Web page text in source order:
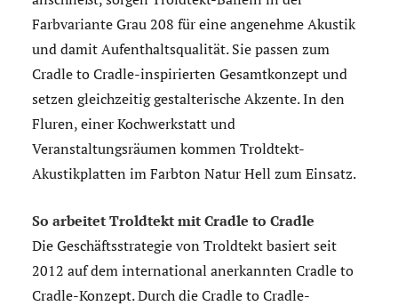
Farbvariante Grau 208 für eine angenehme Akustik
und damit Aufenthaltsqualität. Sie passen zum
Cradle to Cradle-inspirierten Gesamtkonzept und
setzen gleichzeitig gestalterische Akzente. In den
Fluren, einer Kochwerkstatt und
Veranstaltungsräumen kommen Troldtekt-
Akustikplatten im Farbton Natur Hell zum Einsatz.
So arbeitet Troldtekt mit Cradle to Cradle
Die Geschäftsstrategie von Troldtekt basiert seit
2012 auf dem international anerkannten Cradle to
Cradle-Konzept. Durch die Cradle to Cradle-